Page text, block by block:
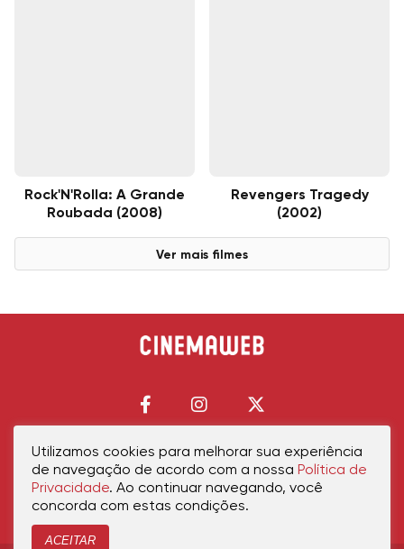
Rock'N'Rolla: A Grande
Roubada (2008)
Revengers Tragedy
(2002)
Ver mais filmes
Início Política de PrivacidadePolítica de CookiesContatoSobre Nós
Utilizamos cookies para melhorar sua experiência
de navegação de acordo com a nossa Política de
Privacidade. Ao continuar navegando, você
concorda com estas condições.
ACEITAR